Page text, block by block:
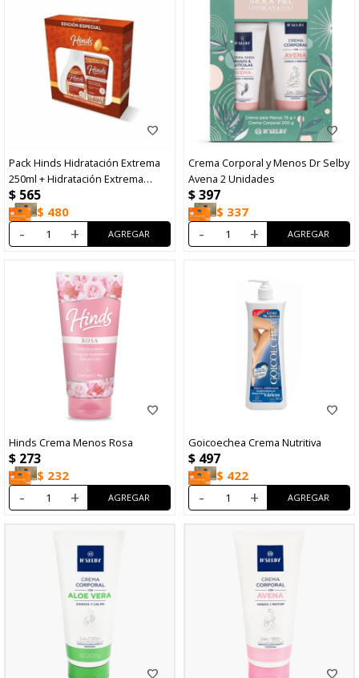
Pack Hinds Hidratación Extrema
250ml + Hidratación Extrema
Menos
$ 565
$ 480
- +
Crema Corporal y Menos Dr Selby
Avena 2 Unidades
$397
$ 337
- +
Hinds Crema Menos Rosa
$ 273
$ 232
- +
Goicoechea Crema Nutritiva
$ 497
$ 422
- +